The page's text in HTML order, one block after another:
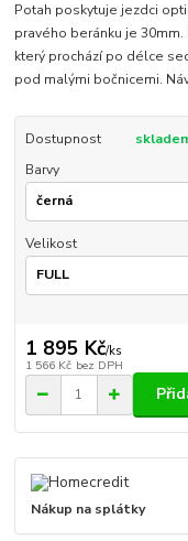
Potah poskytuje jezdci
pravého beránku je
který prochází po délce
pod malými bočnicemi.
Dostupnost
Barvy
Velikost
1 895 Kč/ks
1 566 Kč bez DPH
Nákup na splátky